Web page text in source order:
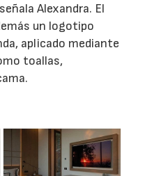
Alexandra. El
un logotipo
aplicado mediante
toallas,